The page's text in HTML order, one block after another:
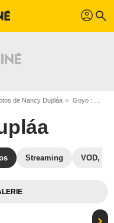
profil search
de Nancy Dupláa Goyo : Photo Nancy Dupláa
Streaming VOD,